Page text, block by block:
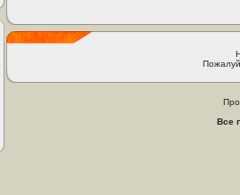
Все